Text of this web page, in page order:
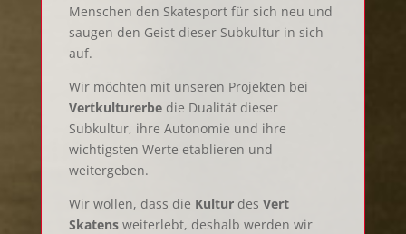
Menschen den Skatesport für sich neu und
saugen den Geist dieser Subkultur in sich
auf.
Wir möchten mit unseren Projekten bei
Vertkulturerbedie Dualität dieser
Subkultur, ihre Autonomie und ihre
wichtigsten Werte etablieren und
weitergeben.
Wir wollen, dass die Kulturdes Vert
Skatensweiterlebt, deshalb werden wir